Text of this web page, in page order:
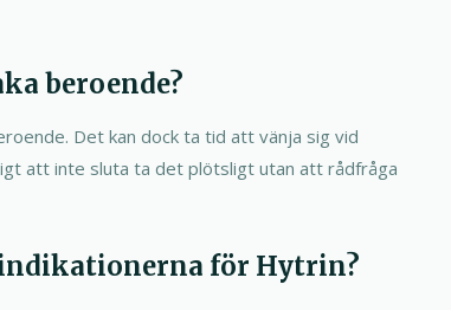
beroende?
Det kan dock ta tid att vänja sig vid
att inte sluta ta det plötsligt utan att rådfråga
för Hytrin?